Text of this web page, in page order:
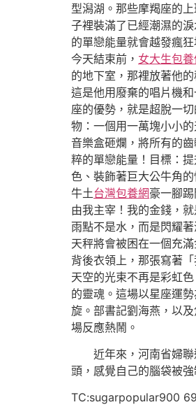
型潟湖。那些摩羯座的
子裡裝滿了已經潮濕的
的單戀能量就會越發瘋
今天結束前， 女大生包
的地下室，那裡放著他
這是他用廢棄的唱片機
座的優勢，就是超脫一
物：一個用一萬塊小小
音樂盒砸爛，將所有的
粹的單戀能量！目標：
色、裝飾著巨大公牛角
牛土台灣包養網豪一腳
由我主宰！我的金錢，
雨點不是水，而是閃耀
天秤將會被困在一個充
背後衣領上，那張寫著
天空的光束不再是彩虹
的靈魂。這場以星座運
旋。部書記劉海燕，以
場反應熱鬧。
近年來，河南省婦
頭，感覺自己的腦袋被
TC:sugarpopular900